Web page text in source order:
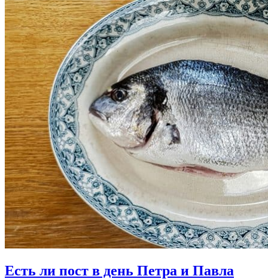
Есть ли пост в день Петра и Павла